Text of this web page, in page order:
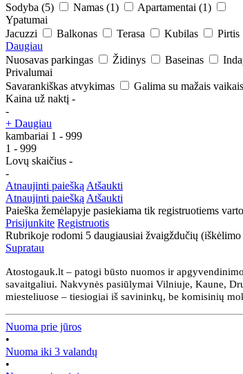
Sodyba (5) Namas (1) Apartamentai (1)
Ypatumai
Jacuzzi
Balkonas Terasa Kubilas Pirtis
Daugiau
Nuosavas parkingas
Židinys Baseinas
Privalumai
Savarankiškas atvykimas
Galima su mažais vaikais
Kaina už naktį -
-
+ Daugiau
kambariai 1 - 999
1 - 999
Lovų skaičius -
-
Atnaujinti paiešką Atšaukti
Atnaujinti paiešką Atšaukti
Paieška žemėlapyje pasiekiama tik registruotiems
Prisijunkite Registruotis
Rubrikoje rodomi 5 daugiausiai žvaigždučių
Supratau
Atostogauk.lt – patogi būsto nuomos ir
savaitgaliui. Nakvynės pasiūlymai Vilniuje, Kaune,
miesteliuose – tiesiogiai iš savininkų, be komisinių
Nuoma prie jūros
•
Nuoma iki 3 valandų
•